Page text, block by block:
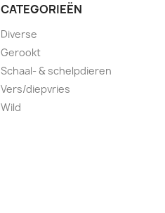
CATEGORIEËN
Diverse
Gerookt
Schaal- & schelpdieren
Vers/diepvries
Wild